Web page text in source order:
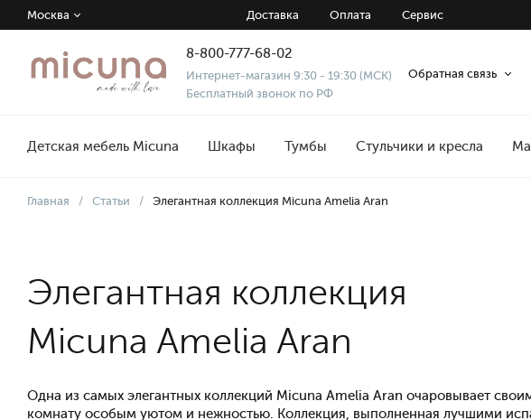
Москва Доставка Оплата Сервис
8-800-777-68-02
Интернет-магазин 9:30 - 19:30 (МСК)
Бесплатный звонок по РФ
Обратная связь
Детская мебель Micuna Шкафы Тумбы Стульчики и кресла
Главная / Статьи / Элегантная коллекция Micuna Amelia Aran
Элегантная коллекция
Micuna Amelia Aran
Одна из самых элегантных коллекций Micuna Amelia Aran очаровывает
комнату особым уютом и нежностью. Коллекция, выполненная лучшими